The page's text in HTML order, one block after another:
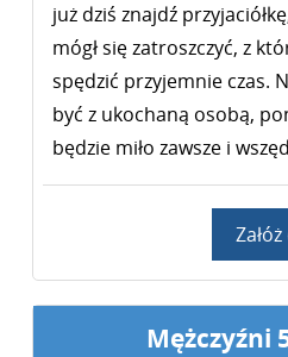
już dziś znajdź
mógł się zatroszczyć, z
spędzić przyjemnie czas.
być z ukochaną osobą,
będzie miło zawsze i
Mężczyźni